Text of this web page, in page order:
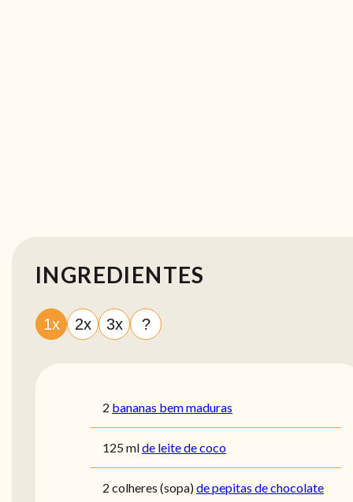
INGREDIENTES
1x 2x 3x ?
2 bananas bem maduras
125mlde leite de coco
2 colheres (sopa)de pepitas de chocolate